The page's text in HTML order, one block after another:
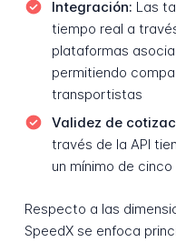
Integración: Las
tiempo real a
plataformas
permitiendo
transportistas
Validez de
través de la API
un mínimo de
Respecto a las
SpeedX se enfoca